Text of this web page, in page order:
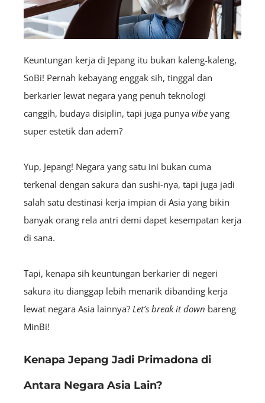
Keuntungan kerja di Jepang itu bukan kaleng-kaleng,
SoBi! Pernah kebayang enggak sih, tinggal dan
berkarier lewat negara yang penuh teknologi
canggih, budaya disiplin, tapi juga punya vibe yang
super estetik dan adem?
Yup, Jepang! Negara yang satu ini bukan cuma
terkenal dengan sakura dan sushi-nya, tapi juga jadi
salah satu destinasi kerja impian di Asia yang bikin
banyak orang rela antri demi dapet kesempatan kerja
di sana.
Tapi, kenapa sih keuntungan berkarier di negeri
sakura itu dianggap lebih menarik dibanding kerja
lewat negara Asia lainnya? Let’s break it down bareng
MinBi!
Kenapa Jepang Jadi Primadona di
Antara Negara Asia Lain?